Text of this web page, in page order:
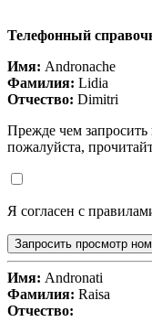
Телефонный
Имя: Andronache
Фамилия: Lidia
Отчество: Dimitri
Прежде чем
пожалуйста,
Я согласен с
Запросить просмотр
Имя: Andronati
Фамилия: Raisa
Отчество: